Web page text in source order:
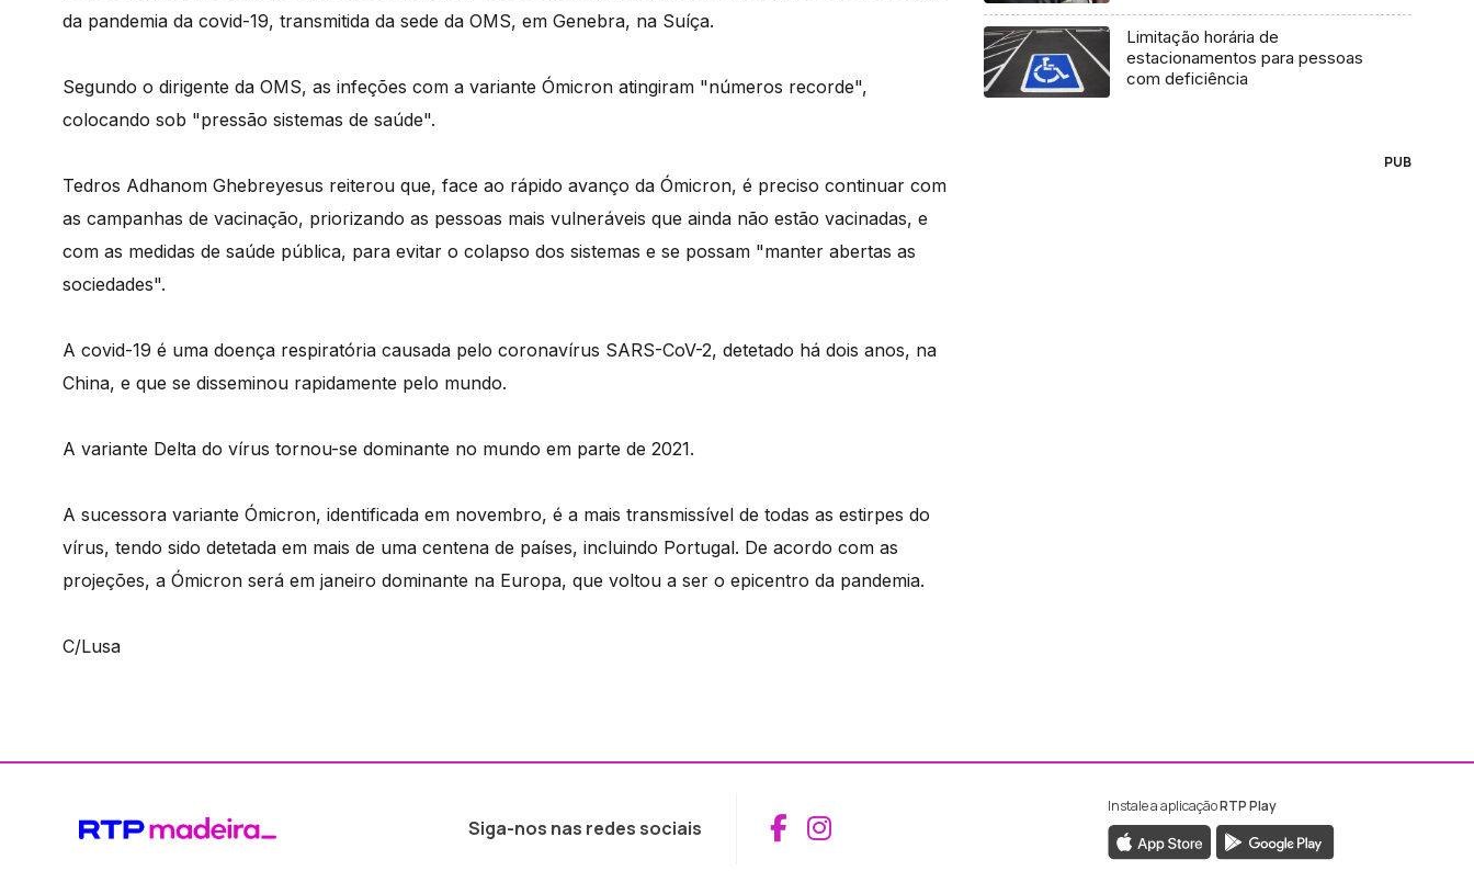
da pandemia da covid-19, transmitida da sede da OMS, em Genebra, na Suíça.
Segundo o dirigente da OMS, as infeções com a variante Ómicron atingiram "números recorde",
colocando sob "pressão sistemas de saúde".
Tedros Adhanom Ghebreyesus reiterou que, face ao rápido avanço da Ómicron, é preciso continuar com
as campanhas de vacinação, priorizando as pessoas mais vulneráveis que ainda não estão vacinadas, e
com as medidas de saúde pública, para evitar o colapso dos sistemas e se possam "manter abertas as
sociedades".
A covid-19 é uma doença respiratória causada pelo coronavírus SARS-CoV-2, detetado há dois anos, na
China, e que se disseminou rapidamente pelo mundo.
A variante Delta do vírus tornou-se dominante no mundo em parte de 2021.
A sucessora variante Ómicron, identificada em novembro, é a mais transmissível de todas as estirpes do
vírus, tendo sido detetada em mais de uma centena de países, incluindo Portugal. De acordo com as
projeções, a Ómicron será em janeiro dominante na Europa, que voltou a ser o epicentro da pandemia.
C/Lusa
Limitação horária de
estacionamentos para pessoas
com deficiência
PUB
Siga-nos nas redes sociais Aceder ao Facebook da RTP Madeira
Aceder ao Instagram da RTP Madeira
Instale a aplicaçãoRTP Play